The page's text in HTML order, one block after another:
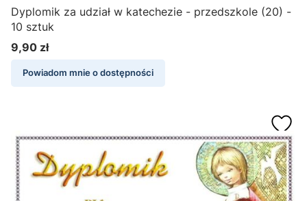
Dyplomik za udział w katechezie - przedszkole (20) -
10 sztuk
Cena
9,90 zł
Powiadom mnie o dostępności